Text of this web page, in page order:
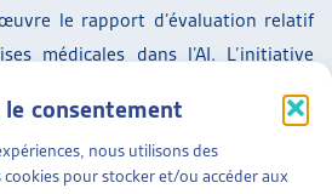
le consentement
nous utilisons des
pour stocker et/ou accéder aux
le rapport d’évaluation relatif
médicales dans l’AI. L’initiative
national a adopté la motion
26.3018
l’évaluation de l’incapacité de